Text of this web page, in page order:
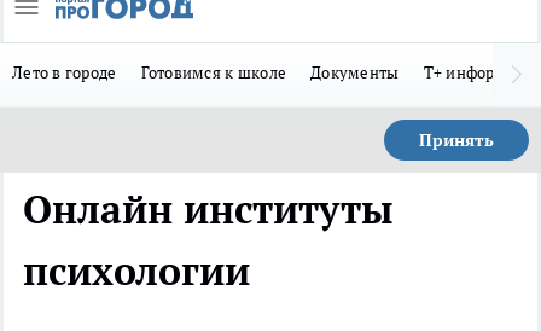
Лето в городе Готовимся к школе Документы Т+
Принять
Онлайн институты
психологии